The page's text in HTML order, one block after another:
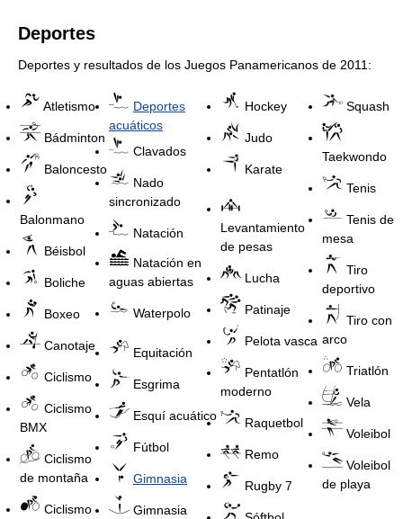
Deportes
Deportes y resultados de los Juegos Panamericanos de 2011:
Atletismo
Bádminton
Baloncesto
Balonmano
Béisbol
Boliche
Boxeo
Canotaje
Ciclismo
Ciclismo
BMX
Ciclismo
de montaña
Ciclismo
Deportes
acuáticos
Clavados
Nado
sincronizado
Natación
Natación en
aguas abiertas
Waterpolo
Equitación
Esgrima
Esquí acuático
Fútbol
Gimnasia
Gimnasia
Hockey
Judo
Karate
Levantamiento
de pesas
Lucha
Patinaje
Pelota vasca
Pentatlón
moderno
Raquetbol
Remo
Rugby 7
Squash
Taekwondo
Tenis
Tenis de
mesa
Tiro
deportivo
Tiro con
arco
Triatlón
Vela
Voleibol
Voleibol
de playa